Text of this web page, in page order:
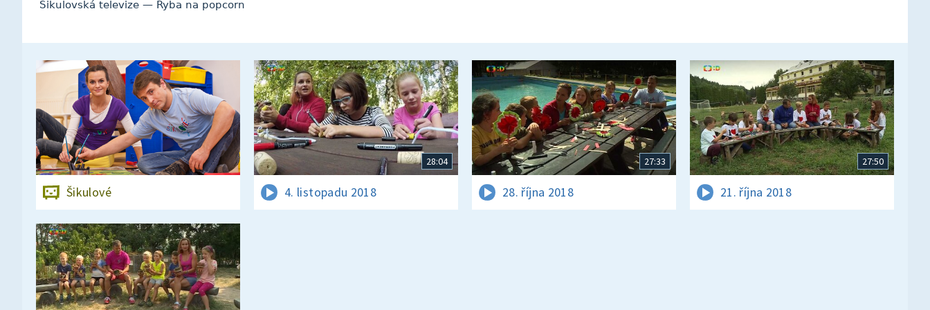
Šikulovská televize — Ryba na popcorn
Šikulové
28:04
4. listopadu 2018
27:33
28. října 2018
27:50
21. října 2018